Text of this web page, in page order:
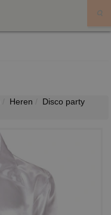
Heren Disco party